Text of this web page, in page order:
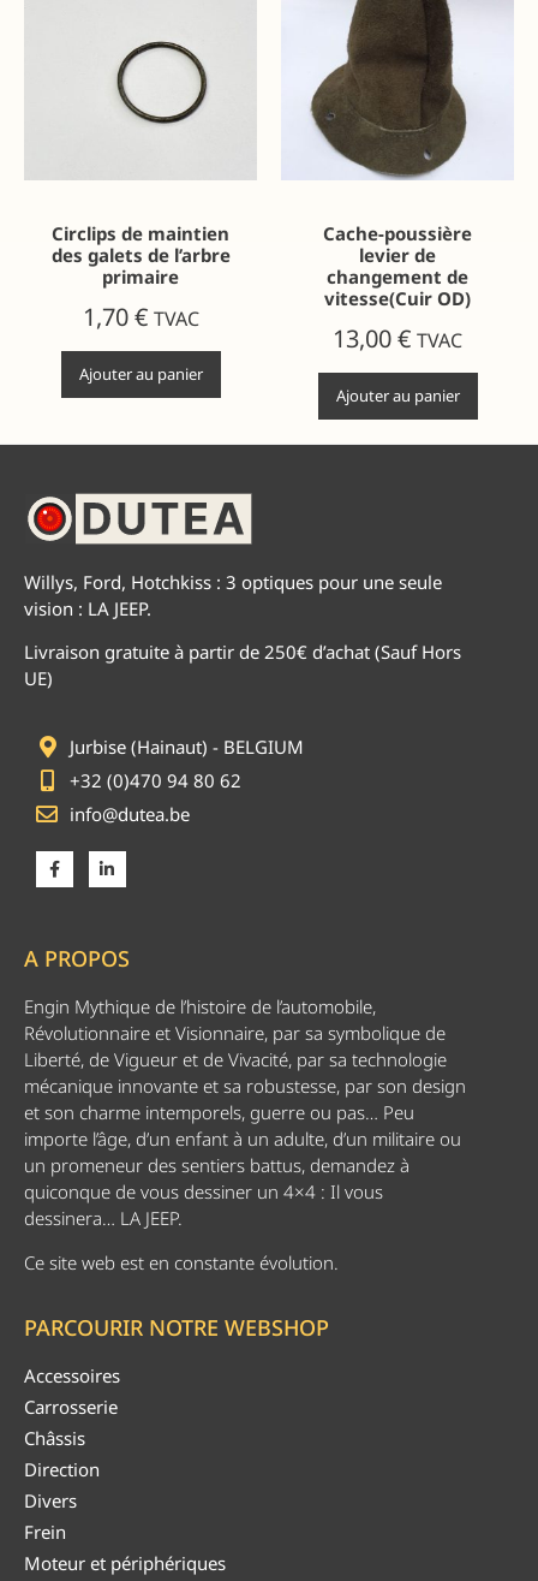
Circlips de maintien
des galets de l’arbre
primaire
1,70€ TVAC
Ajouter au panier
Cache-poussière
levier de
changement de
vitesse(Cuir OD)
13,00€ TVAC
Ajouter au panier
Willys, Ford, Hotchkiss : 3 optiques pour une seule
vision : LA JEEP.
Livraison gratuite à partir de 250€ d’achat (Sauf Hors
UE)
Jurbise (Hainaut) - BELGIUM
+32 (0)470 94 80 62
info@dutea.be
A PROPOS
Engin Mythique de l’histoire de l’automobile,
Révolutionnaire et Visionnaire, par sa symbolique de
Liberté, de Vigueur et de Vivacité, par sa technologie
mécanique innovante et sa robustesse, par son design
et son charme intemporels, guerre ou pas… Peu
importe l’âge, d’un enfant à un adulte, d’un militaire ou
un promeneur des sentiers battus, demandez à
quiconque de vous dessiner un 4×4 : Il vous
dessinera… LA JEEP.
Ce site web est en constante évolution.
PARCOURIR NOTRE WEBSHOP
Accessoires
Carrosserie
Châssis
Direction
Divers
Frein
Moteur et périphériques